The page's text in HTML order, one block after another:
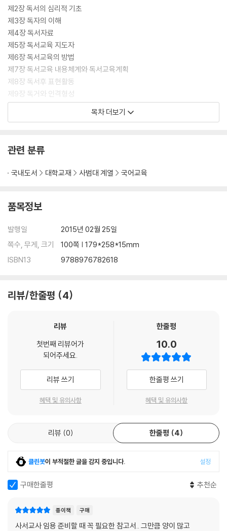
제2장 독서의 심리적 기초
제3장 독자의 이해
제4장 독서자료
제5장 독서교육 지도자
제6장 독서교육의 방법
제7장 독서교육 내용체계와 독서교육계획
제8장 독서후 표현활동
제9장 독거와 인격형성
제10장 독서상담과 독서문제아
제14장 독서실태 조사 및 독서교육의 평가
참고문헌
부록
목차 더보기
관련 분류
국내도서 대학교재 사범대 계열 국어교육
품목정보
발행일
2015년 02월 25일
쪽수, 무게, 크기
100쪽 | 179*258*15mm
ISBN13
9788976782618
리뷰/한줄평 4
리뷰
첫번째 리뷰어가
되어주세요.
리뷰 쓰기
혜택 및 유의사항
한줄평
10.0
한줄평 쓰기
혜택 및 유의사항
리뷰 0 한줄평 4
클린봇이 부적절한 글을 감지 중입니다. 설정
구매한줄평 추천순
종이책 구매
사서교사 임용 준비할 때 꼭 필요한 참고서.. 그만큼 양이 많고